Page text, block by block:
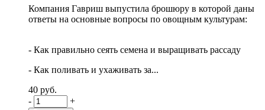
Компания Гавриш выпустила брошюру в которой даны
ответы на основные вопросы по овощным культурам:
- Как правильно сеять семена и выращивать рассаду
- Как поливать и ухаживать за...
40 руб.
-
+